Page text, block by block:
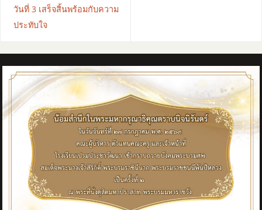
วันที่ 3 เสร็จสิ้นพร้อมกับความ
ประทับใจ